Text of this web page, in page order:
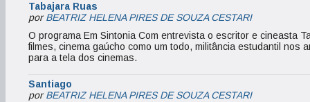
Tabajara Ruas
porBEATRIZ HELENA PIRES DE SOUZA CESTARI
O programa Em Sintonia Com entrevista o escritor e cineasta
filmes, cinema gaúcho como um todo, militância estudantil
para a tela dos cinemas.
Santiago
porBEATRIZ HELENA PIRES DE SOUZA CESTARI